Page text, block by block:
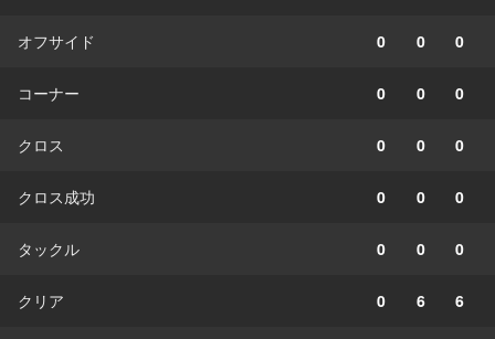
オフサイド 0 0 0
コーナー 0 0 0
クロス 0 0 0
クロス成功 0 0 0
タックル 0 0 0
クリア 0 6 6